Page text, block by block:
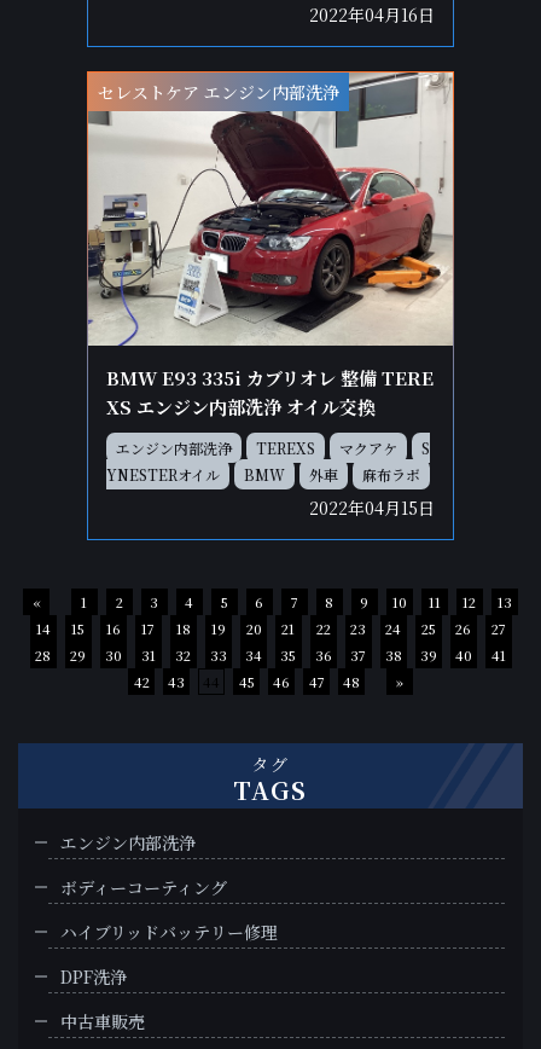
2022年04月16日
セレストケア エンジン内部洗浄
BMW E93 335i カブリオレ 整備 TERE
XS エンジン内部洗浄 オイル交換
エンジン内部洗浄 TEREXS マクアケ
S
YNESTERオイル
BMW 外車 麻布ラボ
2022年04月15日
« 1 2 3 4 5 6 7 8 9 10 11 12
13
14
15 16 17 18 19 20 21 22 23 24 25 26
27
28
29 30 31 32 33 34 35 36 37 38 39 40
41
42
43 44 45 46 47 48 »
タグ
TAGS
エンジン内部洗浄
ボディーコーティング
ハイブリッドバッテリー修理
DPF洗浄
中古車販売